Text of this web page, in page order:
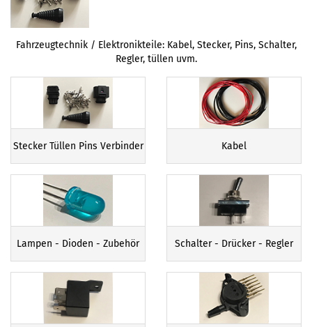
Fahrzeugtechnik / Elektronikteile: Kabel, Stecker, Pins, Schalter,
Regler, tüllen uvm.
Stecker Tüllen Pins Verbinder Kabel
Lampen - Dioden - Zubehör Schalter - Drücker - Regler